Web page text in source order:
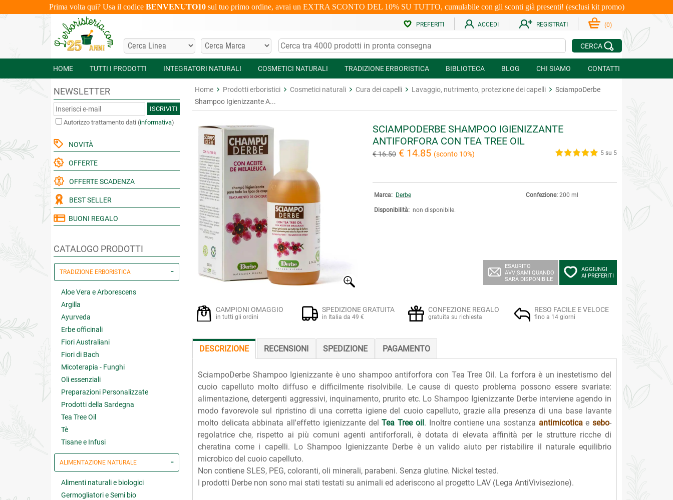
Prima volta qui? Usa il codice BENVENUTO10sul tuo primo ordine, avrai un EXTRA SCONTO DEL 10% SU TUTTO, cumulabile con gli sconti già presenti! (esclusi kit promo)
PREFERITI ACCEDI REGISTRATI (0)
CERCA
HOME TUTTI I PRODOTTI INTEGRATORI NATURALI COSMETICI NATURALI TRADIZIONE ERBORISTICA BIBLIOTECA BLOG CHI SIAMO CONTATTI
NEWSLETTER
ISCRIVITI
Autorizzo trattamento dati (informativa)
NOVITÀ
OFFERTE
OFFERTE SCADENZA
BEST SELLER
BUONI REGALO
CATALOGO PRODOTTI
TRADIZIONE ERBORISTICA
Aloe Vera e Arborescens
Argilla
Ayurveda
Erbe officinali
Fiori Australiani
Fiori di Bach
Micoterapia - Funghi
Oli essenziali
Preparazioni Personalizzate
Prodotti della Sardegna
Tea Tree Oil
Tè
Tisane e Infusi
ALIMENTAZIONE NATURALE
Alimenti naturali e biologici
Germogliatori e Semi bio
Home Prodotti erboristici Cosmetici naturali Cura dei capelli Lavaggio, nutrimento, protezione dei capelli
SciampoDerbe
Shampoo Igienizzante A...
SCIAMPODERBE SHAMPOO IGIENIZZANTE
ANTIFORFORA CON TEA TREE OIL
€ 16.50 € 14.85 (sconto 10%) 5 su 5
Marca: Derbe
Disponibilità: non disponibile.
Confezione: 200 ml
ESAURITO
AVVISAMI QUANDO
SARÀ DISPONIBILE
AGGIUNGI
AI PREFERITI
CAMPIONI OMAGGIO
in tutti gli ordini
SPEDIZIONE GRATUITA
in Italia da 49 €
CONFEZIONE REGALO
gratuita su richiesta
RESO FACILE E VELOCE
fino a 14 giorni
DESCRIZIONE RECENSIONI SPEDIZIONE PAGAMENTO
SciampoDerbe Shampoo Igienizzante è uno shampoo antiforfora con Tea Tree Oil. La forfora è un inestetismo del
cuoio capelluto molto diffuso e difficilmente risolvibile. Le cause di questo problema possono essere svariate:
alimentazione, detergenti aggressivi, inquinamento, prurito etc. Lo Shampoo Igienizzante Derbe interviene agendo in
modo favorevole sul ripristino di una corretta igiene del cuoio capelluto, grazie alla presenza di una base lavante
molto delicata abbinata all'effetto igienizzante delTea Tree oil. Inoltre contiene una sostanza antimicoticaesebo-
regolatrice che, rispetto ai più comuni agenti antiforforali, è dotata di elevata affinità per le strutture ricche di
cheratina come i capelli. Lo Shampoo Igienizzante Derbe è un valido aiuto per ristabilire il naturale equilibrio
microbico del cuoio capelluto.
Non contiene SLES, PEG, coloranti, oli minerali, parabeni. Senza glutine. Nickel tested.
I prodotti Derbe non sono mai stati testati su animali ed aderiscono al progetto LAV (Lega AntiVivisezione).